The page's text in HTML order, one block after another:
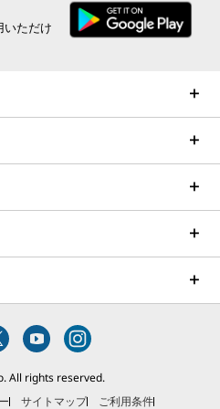
いただけ
All rights reserved.
サイトマップ ご利用条件